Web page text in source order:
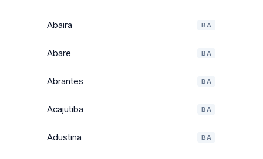
Abaira BA
Abare BA
Abrantes BA
Acajutiba BA
Adustina BA